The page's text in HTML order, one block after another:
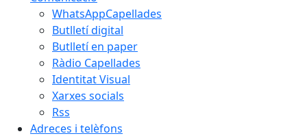
WhatsAppCapellades
Butlletí digital
Butlletí en paper
Ràdio Capellades
Identitat Visual
Xarxes socials
Rss
Adreces i telèfons